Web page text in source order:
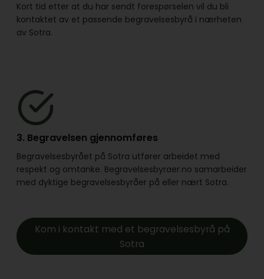
Kort tid etter at du har sendt forespørselen vil du bli
kontaktet av et passende begravelsesbyrå i nærheten
av Sotra.
3. Begravelsen gjennomføres
Begravelsesbyrået på Sotra utfører arbeidet med
respekt og omtanke. Begravelsesbyraer.no samarbeider
med dyktige begravelsesbyråer på eller nært Sotra.
Kom i kontakt med et begravelsesbyrå på
Sotra